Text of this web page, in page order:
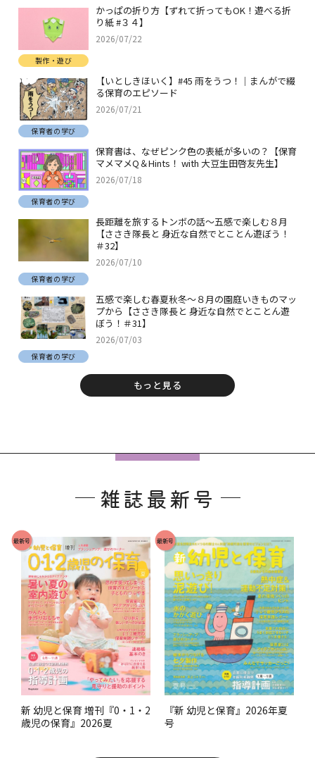
かっぱの折り方【ずれて折ってもOK！遊べる折
り紙 #３４】
2026/07/22
製作・遊び
【いとしきほいく】#45 雨をうつ！｜まんがで綴
る保育のエピソード
2026/07/21
保育者の学び
保育書は、なぜピンク色の表紙が多いの？【保育
マメマメQ＆Hints！ with 大豆生田啓友先生】
2026/07/18
保育者の学び
長距離を旅するトンボの話～五感で楽しむ８月
【ささき隊長と 身近な自然でとことん遊ぼう！
＃32】
2026/07/10
保育者の学び
五感で楽しむ春夏秋冬～８月の園庭いきものマッ
プから【ささき隊長と 身近な自然でとことん遊
ぼう！＃31】
2026/07/03
保育者の学び
もっと見る
雑誌最新号
最新号
新 幼児と保育 増刊『0・1・2
歳児の保育』2026夏
最新号
『新 幼児と保育』2026年夏
号